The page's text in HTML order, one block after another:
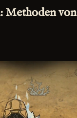
von